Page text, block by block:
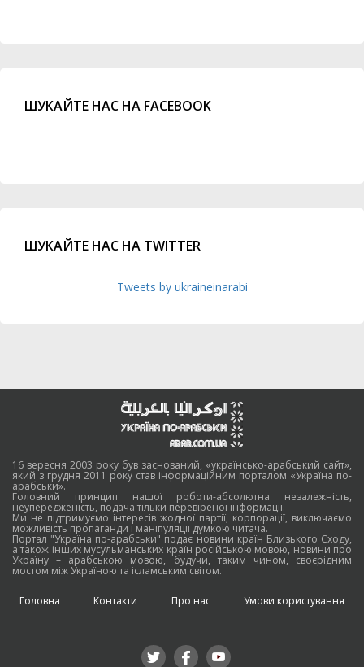
ШУКАЙТЕ НАС НА FACEBOOK
ШУКАЙТЕ НАС НА TWITTER
Tweets by ukraineinarabi
16 вересня 2003 року був заснований, «українсько-арабський сайт»,
який з грудня 2011 року став інформаційним порталом «Україна по-
арабськи».
Головний принцип нашої роботи-абсолютна незалежність,
неупередженість, подача тільки перевіреної інформації.
Ми не підтримуємо інтересів жодної партії, корпорації, виключаємо
можливість пропаганди і маніпуляції думкою читача.
Портал "Україна по-арабськи" подає новини країн Близького Сходу,
а також інших мусульманських країн російською мовою, новини про
Україну – арабською мовою, будучи, таким чином, своєрідним
мостом між Україною та ісламським світом.
Головна Контакти Про нас Умови користування